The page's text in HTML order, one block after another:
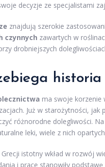
decyzje ze specjalistami
znajdują szerokie
czynnych zawartych w
drobniejszych
historia
ma swoje korzenie
Już w starożytności,
różnorodne dolegliwości. Na
leki, wiele z nich
istotny wkład w rozwój
i prace stanowiły